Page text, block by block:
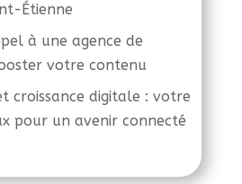
Étienne
à une agence de
votre contenu
croissance digitale : votre
pour un avenir connecté